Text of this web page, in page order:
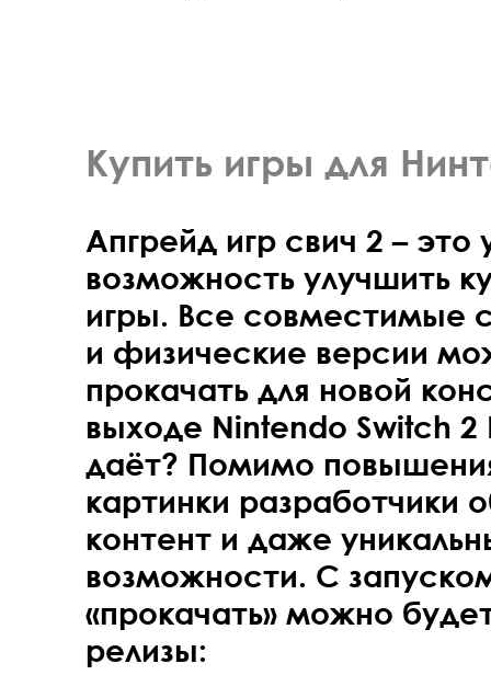
Купить игры для
Апгрейд игр свич 2 – это
возможность улучшить
игры. Все совместимые
и физические версии
прокачать для новой
выходе Nintendo Switch 2
даёт? Помимо
картинки разработчики
контент и даже
возможности. С
«прокачать» можно
релизы: